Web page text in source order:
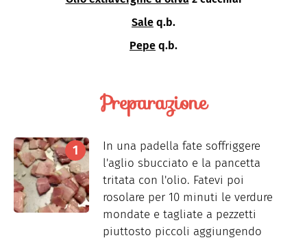
Sale q.b.
Pepe q.b.
Preparazione
In una padella fate soffriggere
l'aglio sbucciato e la pancetta
tritata con l'olio. Fatevi poi
rosolare per 10 minuti le verdure
mondate e tagliate a pezzetti
piuttosto piccoli aggiungendo